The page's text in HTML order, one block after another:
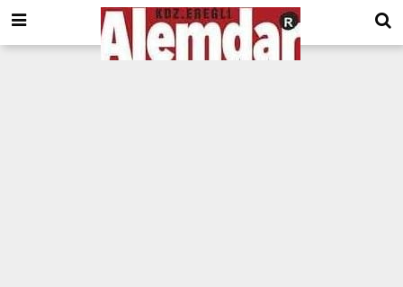
google.com, pub-8201930440372555, DIRECT, f08c47fec0942fa0